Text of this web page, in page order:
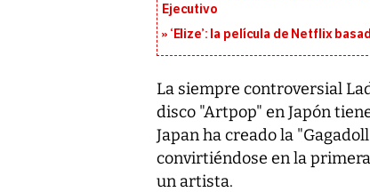
Ejecutivo
‘Elize’: la película de Netflix
La siempre controversial
disco "Artpop" en Japón
Japan ha creado la
convirtiéndose en la
un artista.